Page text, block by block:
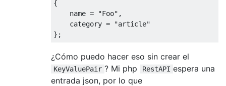
{
    name =
"Foo" ,
    category =
"article"
¿Cómo puedo hacer eso sin crear el
KeyValuePair ? Mi php RestAPI espera una
entrada json, por lo que